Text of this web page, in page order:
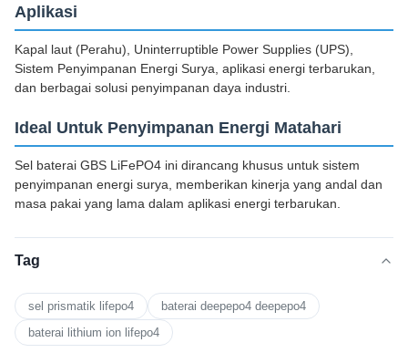
Aplikasi
Kapal laut (Perahu), Uninterruptible Power Supplies (UPS),
Sistem Penyimpanan Energi Surya, aplikasi energi terbarukan,
dan berbagai solusi penyimpanan daya industri.
Ideal Untuk Penyimpanan Energi Matahari
Sel baterai GBS LiFePO4 ini dirancang khusus untuk sistem
penyimpanan energi surya, memberikan kinerja yang andal dan
masa pakai yang lama dalam aplikasi energi terbarukan.
Tag
sel prismatik lifepo4
baterai deepepo4 deepepo4
baterai lithium ion lifepo4